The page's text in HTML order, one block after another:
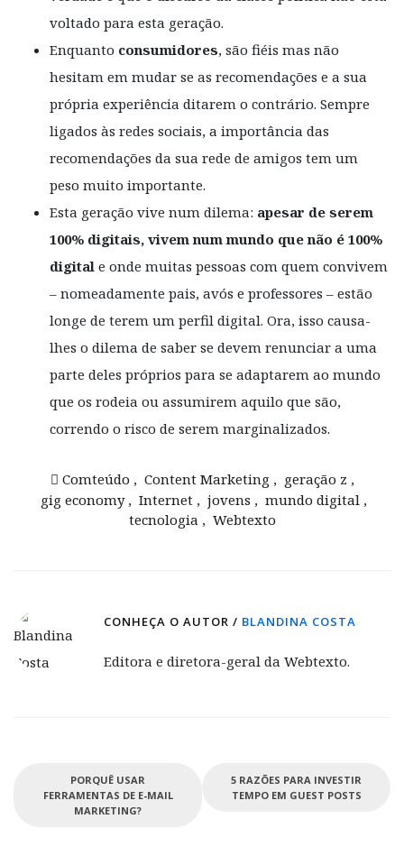
voltado para esta geração.
Enquanto consumidores, são fiéis mas não
hesitam em mudar se as recomendações e a sua
própria experiência ditarem o contrário. Sempre
ligados às redes sociais, a importância das
recomendações da sua rede de amigos tem um
peso muito importante.
Esta geração vive num dilema: apesar de serem
100% digitais, vivem num mundo que não é 100%
digital e onde muitas pessoas com quem convivem
– nomeadamente pais, avós e professores – estão
longe de terem um perfil digital. Ora, isso causa-
lhes o dilema de saber se devem renunciar a uma
parte deles próprios para se adaptarem ao mundo
que os rodeia ou assumirem aquilo que são,
correndo o risco de serem marginalizados.
Comteúdo , Content Marketing , geração z ,
gig economy , Internet , jovens , mundo digital ,
tecnologia , Webtexto
CONHEÇA O AUTOR / BLANDINA COSTA
Editora e diretora-geral da Webtexto.
PORQUÊ USAR
FERRAMENTAS DE E-MAIL
MARKETING?
5 RAZÕES PARA INVESTIR
TEMPO EM GUEST POSTS